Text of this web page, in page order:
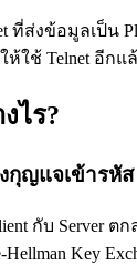
ที่ส่งข้อมูลเป็น
ใช้ Telnet อีกแ
ไร?
กุญแจเข้ารหัส
กับ Server ต
Key